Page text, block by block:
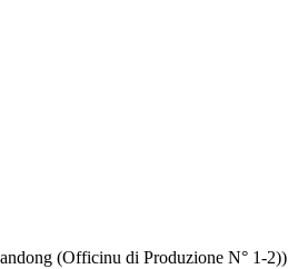
(Officinu di Produzione N° 1-2))